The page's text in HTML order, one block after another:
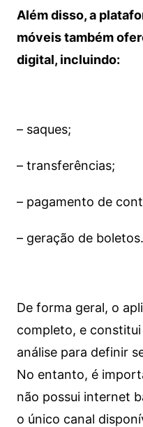
Além disso, a
móveis também
digital, incluindo:
– saques;
– transferências;
– pagamento de
– geração de boletos.
De forma geral, o
completo, e
análise para definir
No entanto, é
não possui internet
o único canal